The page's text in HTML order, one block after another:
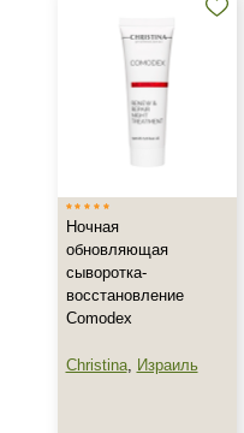
Возрастные изменения
Воспаление
Защита
Лифтинг
Область применения
Веки
Ночная
обновляющая
сыворотка-
восстановление
Comodex
Christina, Израиль